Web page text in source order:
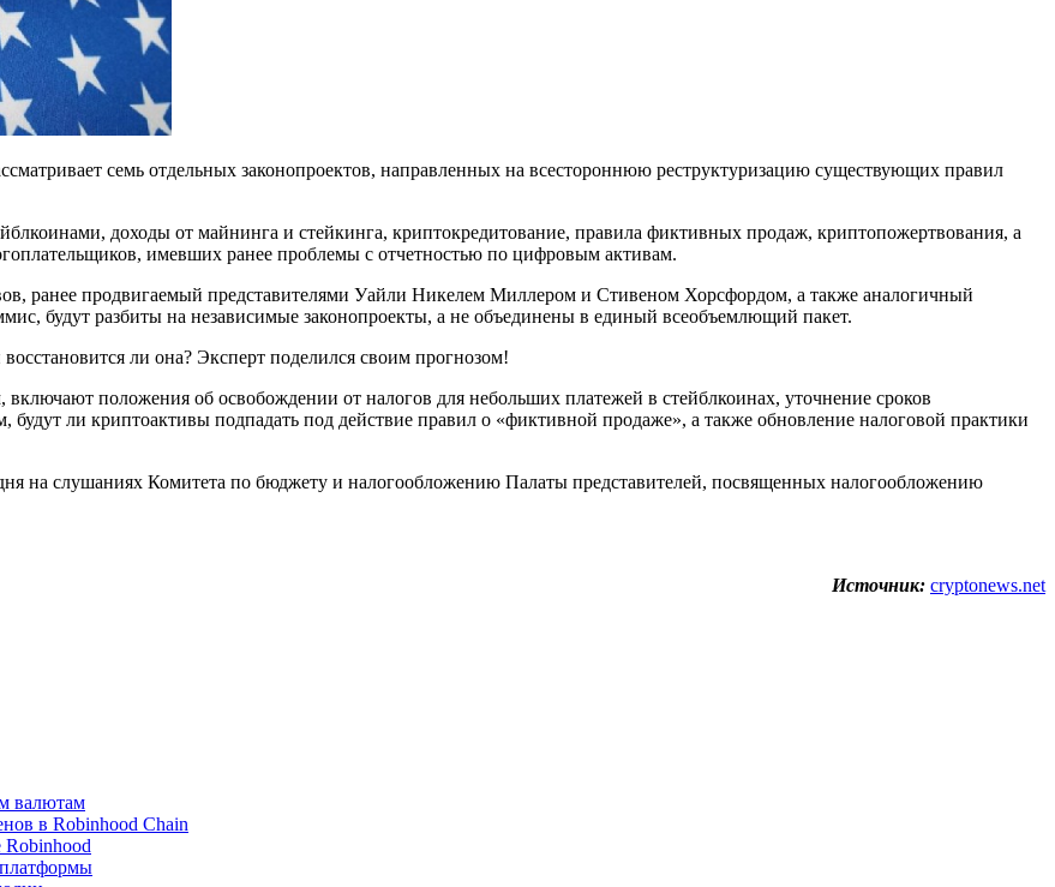
семь отдельных законопроектов, направленных на всестороннюю реструктуризацию существующих правил
доходы от майнинга и стейкинга, криптокредитование, правила фиктивных продаж, криптопожертвования, а
имевших ранее проблемы с отчетностью по цифровым активам.
ранее продвигаемый представителями Уайли Никелем Миллером и Стивеном Хорсфордом, а также аналогичный
будут разбиты на независимые законопроекты, а не объединены в единый всеобъемлющий пакет.
ли она? Эксперт поделился своим прогнозом!
положения об освобождении от налогов для небольших платежей в стейблкоинах, уточнение сроков
будут ли криптоактивы подпадать под действие правил о «фиктивной продаже», а также обновление налоговой практики
на слушаниях Комитета по бюджету и налогообложению Палаты представителей, посвященных налогообложению
Источник: cryptonews.net
валютам
в Robinhood Chain
Robinhood